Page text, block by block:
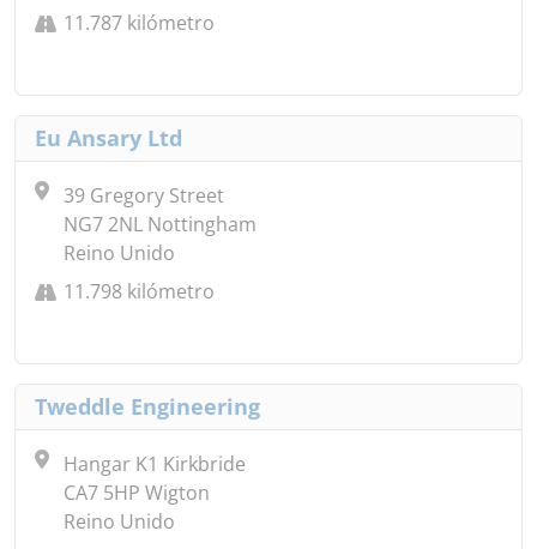
11.787 kilómetro
Eu Ansary Ltd
39 Gregory Street
NG7 2NL Nottingham
Reino Unido
11.798 kilómetro
Tweddle Engineering
Hangar K1 Kirkbride
CA7 5HP Wigton
Reino Unido